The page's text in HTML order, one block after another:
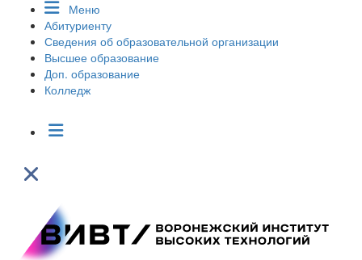
Меню
Абитуриенту
Сведения об образовательной организации
Высшее образование
Доп. образование
Колледж